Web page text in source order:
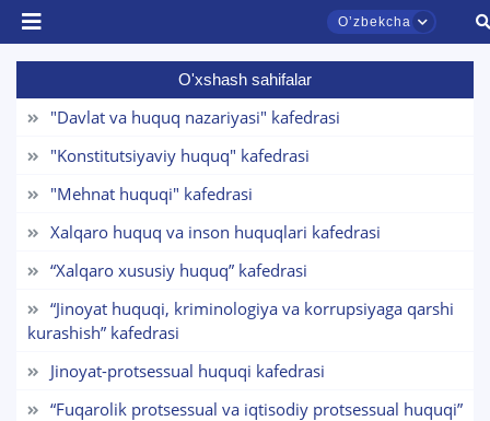
Oʼzbekcha
O'xshash sahifalar
"Davlat va huquq nazariyasi" kafedrasi
"Konstitutsiyaviy huquq" kafedrasi
"Mehnat huquqi" kafedrasi
Xalqaro huquq va inson huquqlari kafedrasi
“Xalqaro xususiy huquq” kafedrasi
“Jinoyat huquqi, kriminologiya va korrupsiyaga qarshi
kurashish” kafedrasi
Jinoyat-protsessual huquqi kafedrasi
“Fuqarolik protsessual va iqtisodiy protsessual huquqi”
Onlayn
Assalomu alaykum! TDYU qabul murojaatlari